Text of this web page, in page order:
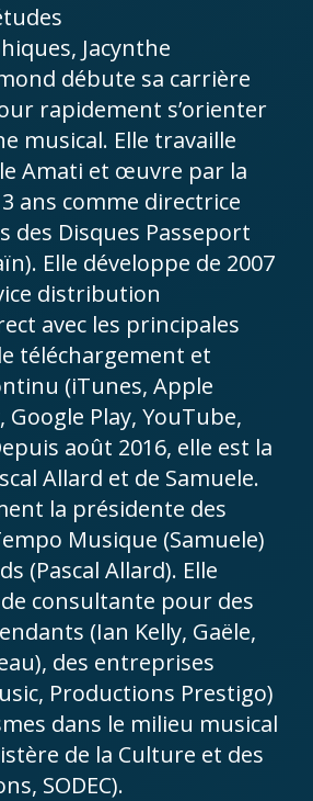
Jacynthe
débute sa carrière
rapidement s’orienter
musical. Elle travaille
Amati et œuvre par la
ans comme directrice
des Disques Passeport
Elle développe de 2007
distribution
avec les principales
téléchargement et
(iTunes, Apple
Google Play, YouTube,
août 2016, elle est la
Allard et de Samuele.
la présidente des
Musique (Samuele)
(Pascal Allard). Elle
consultante pour des
(Ian Kelly, Gaële,
des entreprises
Productions Prestigo)
dans le milieu musical
de la Culture et des
SODEC).